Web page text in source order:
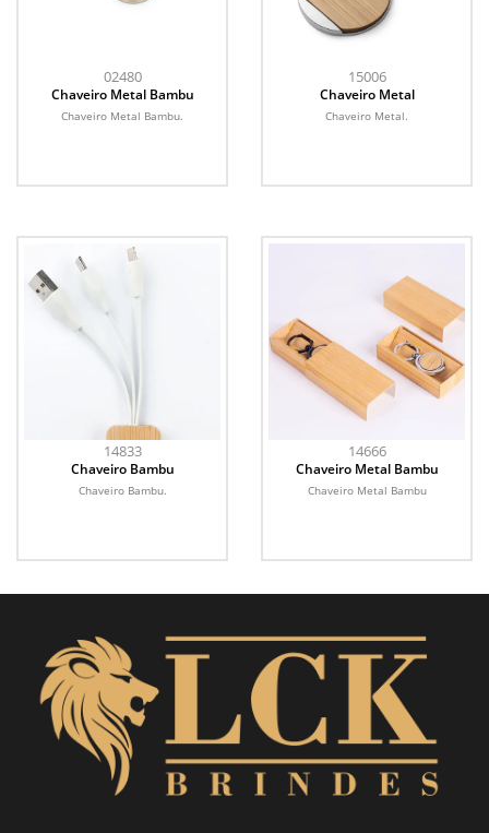
02480
Chaveiro Metal Bambu
Chaveiro Metal Bambu.
15006
Chaveiro Metal
Chaveiro Metal.
14833
Chaveiro Bambu
Chaveiro Bambu.
14666
Chaveiro Metal Bambu
Chaveiro Metal Bambu